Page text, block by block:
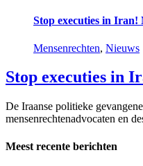
Stop executies in Iran!
Mensenrechten, Nieuws
Stop executies in
De Iraanse politieke
mensenrechtenadvocaten en
Meest recente berichten